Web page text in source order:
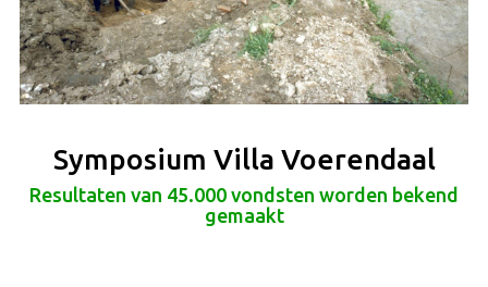
Symposium Villa Voerendaal
Resultaten van 45.000 vondsten worden bekend
gemaakt